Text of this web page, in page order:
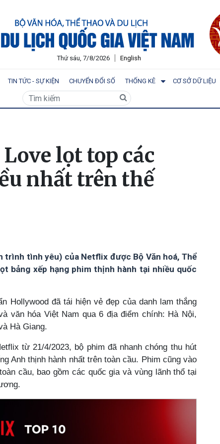
Thứ sáu, 7/8/2026 English
TIN TỨC - SỰ KIỆN CHUYỂN ĐỔI SỐ THỐNG KÊ CƠ SỞ DỮ LIỆU
lọt top các
nhất trên thế
trình tình yêu) của Netflix được Bộ Văn hoá, Thể
bảng xếp hạng phim thịnh hành tại nhiều quốc
Hollywood đã tái hiện vẻ đẹp của danh lam thắng
văn hóa Việt Nam qua 6 địa điểm chính: Hà Nội,
Hà Giang.
từ 21/4/2023, bộ phim đã nhanh chóng thu hút
Anh thịnh hành nhất trên toàn cầu. Phim cũng vào
cầu, bao gồm các quốc gia và vùng lãnh thổ tại